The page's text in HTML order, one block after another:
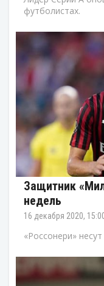
футболистах.
Защитник
недель
16 декабря 2020,
«Россонери»